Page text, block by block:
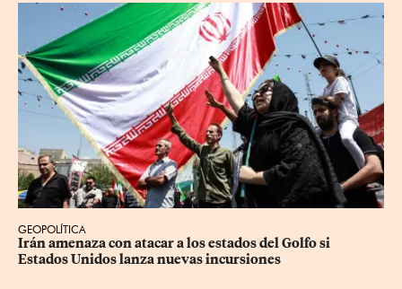
GEOPOLÍTICA
Irán amenaza con atacar a los estados del Golfo si
Estados Unidos lanza nuevas incursiones